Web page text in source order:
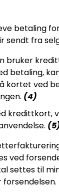
betaling
sendt fra
bruker
betaling,
kortet ved
(4)
kredittkort,
ved
settes til